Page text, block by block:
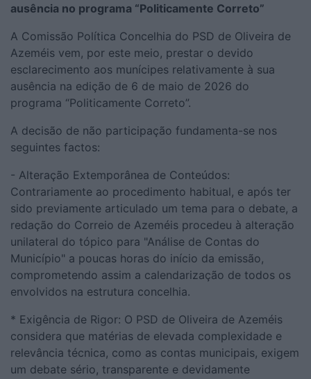
ausência no programa “Politicamente Correto”
A Comissão Política Concelhia do PSD de Oliveira de
Azeméis vem, por este meio, prestar o devido
esclarecimento aos munícipes relativamente à sua
ausência na edição de 6 de maio de 2026 do
programa “Politicamente Correto”.
A decisão de não participação fundamenta-se nos
seguintes factos:
- Alteração Extemporânea de Conteúdos:
Contrariamente ao procedimento habitual, e após ter
sido previamente articulado um tema para o debate, a
redação do Correio de Azeméis procedeu à alteração
unilateral do tópico para "Análise de Contas do
Município" a poucas horas do início da emissão,
comprometendo assim a calendarização de todos os
envolvidos na estrutura concelhia.
* Exigência de Rigor: O PSD de Oliveira de Azeméis
considera que matérias de elevada complexidade e
relevância técnica, como as contas municipais, exigem
um debate sério, transparente e devidamente